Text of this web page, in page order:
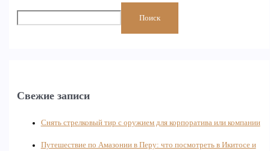
Поиск
Свежие записи
Снять стрелковый тир с оружием для корпоратива или компании
Путешествие по Амазонии в Перу: что посмотреть в Икитосе и